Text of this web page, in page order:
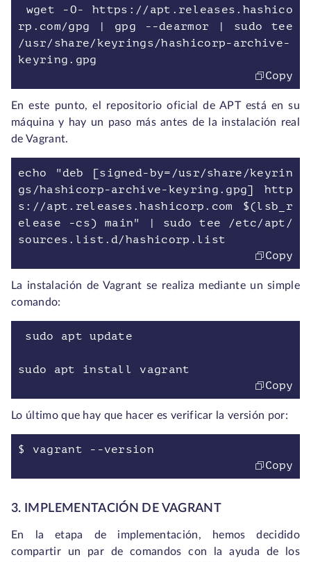
wget -O- https://apt.releases.hashico
rp.com/gpg | gpg --dearmor | sudo tee
/usr/share/keyrings/hashicorp-archive-
keyring.gpg
Copy
En este punto, el repositorio oficial de APT está en su
máquina y hay un paso más antes de la instalación real
de Vagrant.
echo "deb [signed-by=/usr/share/keyrin
gs/hashicorp-archive-keyring.gpg] http
s://apt.releases.hashicorp.com $(lsb_r
elease -cs) main" | sudo tee /etc/apt/
sources.list.d/hashicorp.list
Copy
La instalación de Vagrant se realiza mediante un simple
comando:
sudo apt update
sudo apt install vagrant
Copy
Lo último que hay que hacer es verificar la versión por:
$ vagrant --version
Copy
3. IMPLEMENTACIÓN DE VAGRANT
En la etapa de implementación, hemos decidido
compartir un par de comandos con la ayuda de los